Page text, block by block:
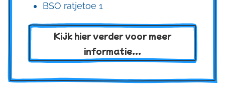
BSO ratjetoe 1
Kijk hier verder voor meer
informatie...